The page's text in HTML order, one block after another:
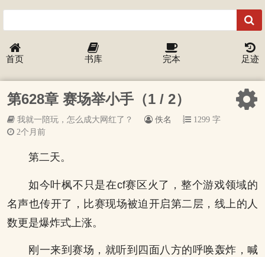
首页 书库 完本 足迹
第628章 赛场举小手（1 / 2）
我就一陪玩，怎么成大网红了？ 佚名
1299 字
2个月前
第二天。
如今叶枫不只是在cf赛区火了，整个游戏领域的
名声也传开了，比赛现场被迫开启第二层，线上的人
数更是爆炸式上涨。
刚一来到赛场，就听到四面八方的呼唤轰炸，喊